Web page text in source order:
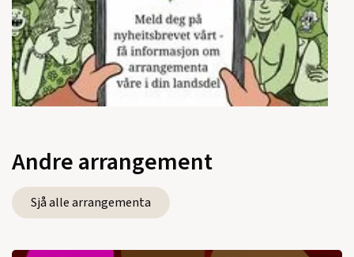
Andre arrangement
Sjå alle arrangementa